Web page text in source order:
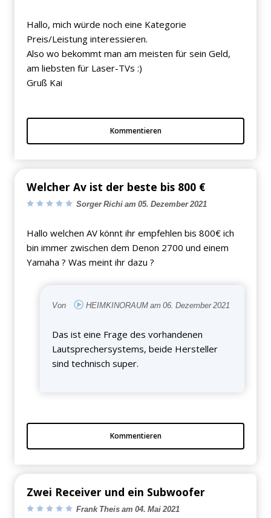
Hallo, mich würde noch eine Kategorie
Preis/Leistung interessieren.
Also wo bekommt man am meisten für sein Geld,
am liebsten für Laser-TVs :)
Gruß Kai
Kommentieren
Welcher Av ist der beste bis 800 €
Sorger Richi am 05. Dezember 2021
Hallo welchen AV könnt ihr empfehlen bis 800€ ich
bin immer zwischen dem Denon 2700 und einem
Yamaha ? Was meint ihr dazu ?
Von HEIMKINORAUM am 06. Dezember 2021
Das ist eine Frage des vorhandenen
Lautsprechersystems, beide Hersteller
sind technisch super.
Kommentieren
Zwei Receiver und ein Subwoofer
Frank Theis am 04. Mai 2021